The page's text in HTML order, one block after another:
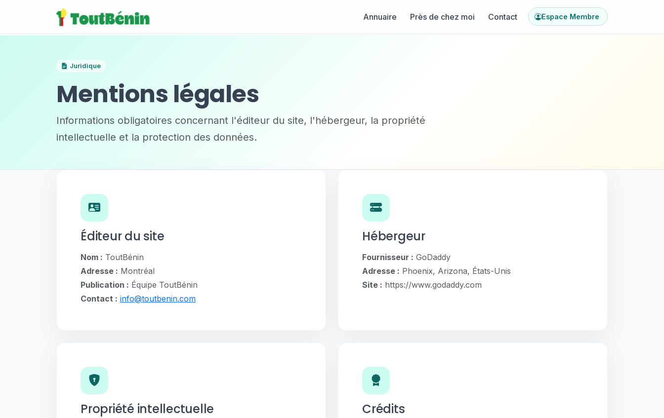
Annuaire Près de chez moi Contact Espace Membre
Juridique
Mentions légales
Informations obligatoires concernant l'éditeur du site, l'hébergeur, la propriété
intellectuelle et la protection des données.
Éditeur du site
Nom : ToutBénin
Adresse : Montréal
Publication : Équipe ToutBénin
Contact : info@toutbenin.com
Hébergeur
Fournisseur : GoDaddy
Adresse : Phoenix, Arizona, États-Unis
Site : https://www.godaddy.com
Propriété intellectuelle Crédits